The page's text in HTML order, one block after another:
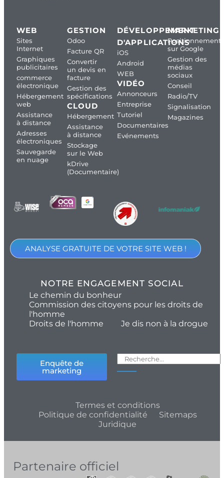
WEB
Sites
Internet
Graphiques
publicitaires
commerce
électronique
Hébergement
web
Assistance
à distance
Adresses
électroniques
Sauvegarde
en nuage
GESTION
Odoo
Facture QR
Convertir
un devis en
facture
Gestion des
spécifications
CLOUD
Hébergement
Assistance
à distance
Stockage
sur le Web
kDrive
(Documentaire)
DÉVELOPPEMENT
D'APPLICATIONS
iOS
Android
WEB
VIDÉO
Annonceurs
Entreprise
Tutoriel
Documentaires
Evénements
MARKETING
Positionnement
sur Google
Gestion des
médias
sociaux
Conseil
Radio/TV
Signalisation
Magazines
ANALYSE GRATUITE DE VOTRE SITE WEB !
NOTRE ENGAGEMENT SOCIAL
Le chemin du bonheur
Commission des citoyens pour les droits de
l'homme
Droits de l'homme
Je dis non à la drogue
Enquête de
marketing
Termes et conditions
Politique de confidentialité
Sitemaps
Juridique
Partenaire officiel